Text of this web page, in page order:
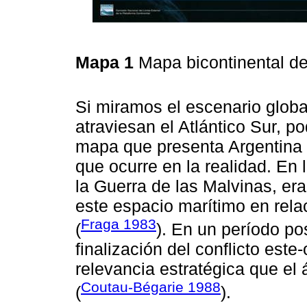
Mapa 1 Mapa bicontinental
Si miramos el escenario
atraviesan el Atlántico Sur,
mapa que presenta
que ocurre en la realidad.
la Guerra de las Malvinas,
este espacio marítimo en
(Fraga 1983). En un período
finalización del conflicto
relevancia estratégica que el
(Coutau-Bégarie 1988).